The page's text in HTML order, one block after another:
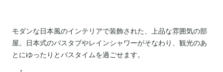
モダンな日本風のインテリアで装飾された、上品な雰囲気の部
屋。日本式のバスタブやレインシャワーがそなわり、観光のあ
とにゆったりとバスタイムを過ごせます。